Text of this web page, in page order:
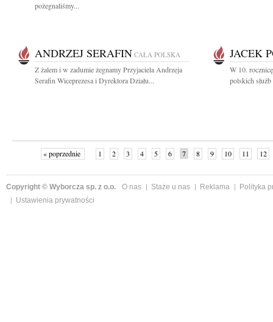
pożegnaliśmy...
ANDRZEJ SERAFIN CAŁA POLSKA
Z żalem i w zadumie żegnamy Przyjaciela Andrzeja
Serafin Wiceprezesa i Dyrektora Działu...
JACEK
W 10.
polskich
« poprzednie 1 2 3 4 5 6 7 8 9 10 11 12
Copyright © Wyborcza sp. z o.o. O nas Staże u nas Reklama
Polityka
Ustawienia prywatności